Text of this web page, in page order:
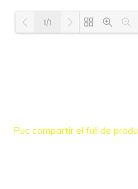
Puc compartir el full de